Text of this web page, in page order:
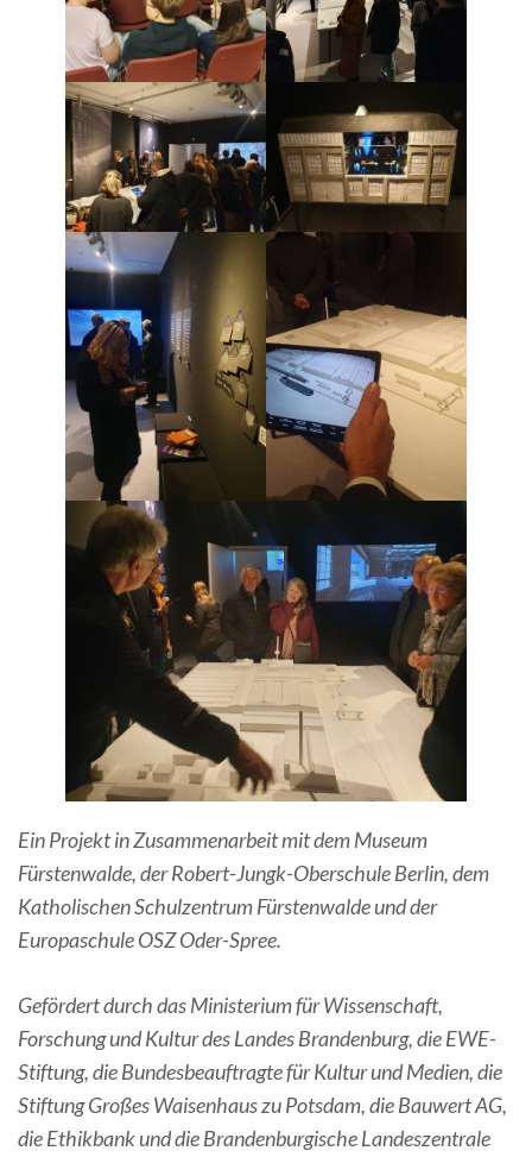
Ein Projekt in Zusammenarbeit mit dem Museum
Fürstenwalde, der Robert-Jungk-Oberschule Berlin, dem
Katholischen Schulzentrum Fürstenwalde und der
Europaschule OSZ Oder-Spree.
Gefördert durch das Ministerium für Wissenschaft,
Forschung und Kultur des Landes Brandenburg, die EWE-
Stiftung, die Bundesbeauftragte für Kultur und Medien, die
Stiftung Großes Waisenhaus zu Potsdam, die Bauwert AG,
die Ethikbank und die Brandenburgische Landeszentrale